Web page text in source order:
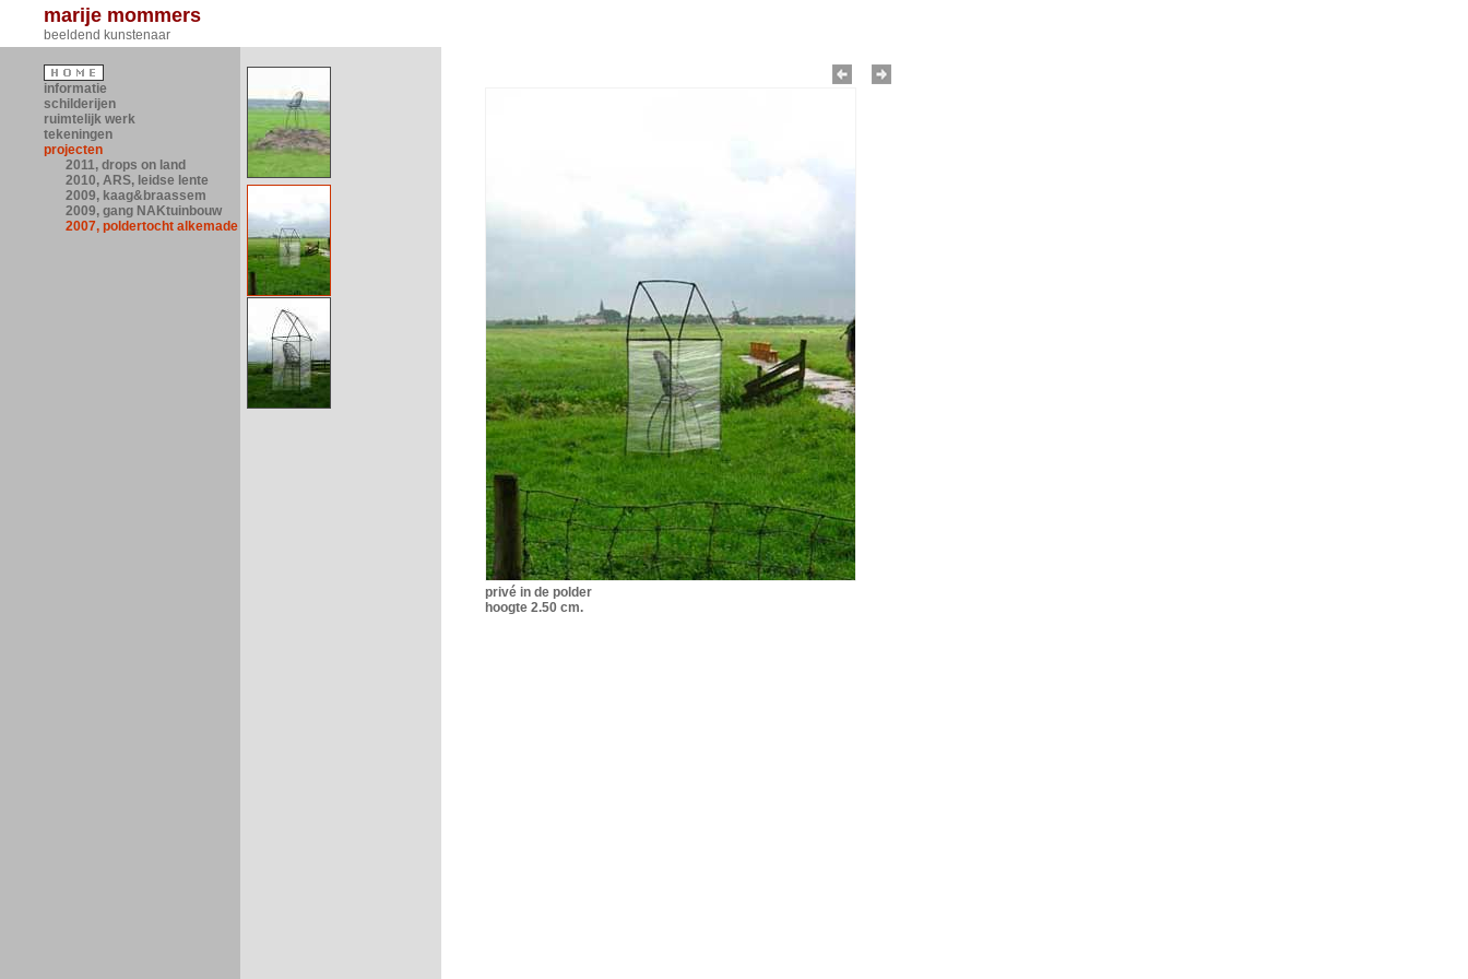
marije mommers
beeldend kunstenaar
informatie
schilderijen
ruimtelijk werk
tekeningen
projecten
2011, drops on land
2010, ARS, leidse lente
2009, kaag&braassem
2009, gang NAKtuinbouw
2007, poldertocht alkemade
privé in de polder
hoogte 2.50 cm.